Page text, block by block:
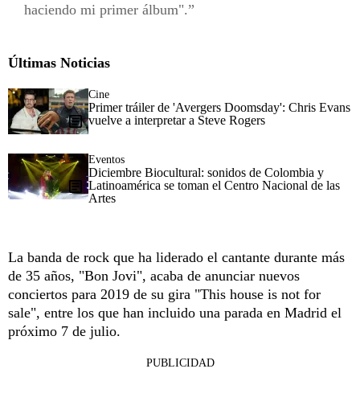
haciendo mi primer álbum".
Últimas Noticias
Cine
Primer tráiler de 'Avergers Doomsday': Chris Evans
vuelve a interpretar a Steve Rogers
Eventos
Diciembre Biocultural: sonidos de Colombia y
Latinoamérica se toman el Centro Nacional de las
Artes
La banda de rock que ha liderado el cantante durante más
de 35 años, "Bon Jovi", acaba de anunciar nuevos
conciertos para 2019 de su gira "This house is not for
sale", entre los que han incluido una parada en Madrid el
próximo 7 de julio.
PUBLICIDAD